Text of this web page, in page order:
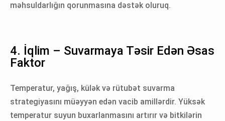
məhsuldarlığın qorunmasına dəstək oluruq.
4. İqlim – Suvarmaya Təsir Edən Əsas
Faktor
Temperatur, yağış, külək və rütubət suvarma
strategiyasını müəyyən edən vacib amillərdir. Yüksək
temperatur suyun buxarlanmasını artırır və bitkilərin